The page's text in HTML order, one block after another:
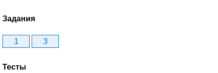
Задания
1 3
Тесты